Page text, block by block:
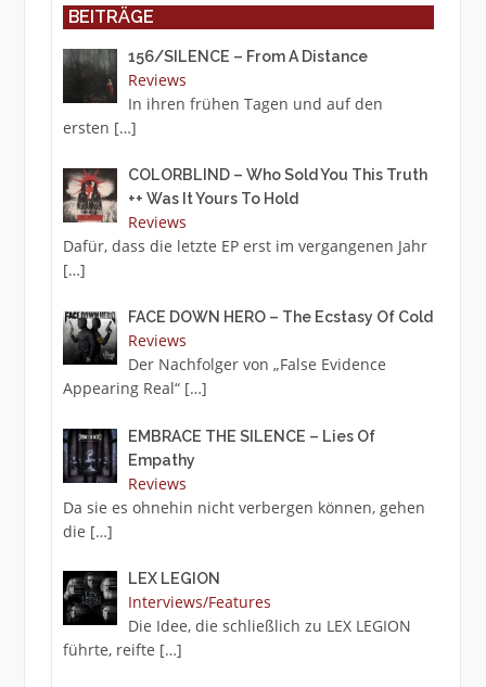
BEITRÄGE
156/SILENCE – From A Distance
Reviews
In ihren frühen Tagen und auf den
ersten […]
COLORBLIND – Who Sold You This Truth
++ Was It Yours To Hold
Reviews
Dafür, dass die letzte EP erst im vergangenen Jahr
[…]
FACE DOWN HERO – The Ecstasy Of Cold
Reviews
Der Nachfolger von „False Evidence
Appearing Real“ […]
EMBRACE THE SILENCE – Lies Of
Empathy
Reviews
Da sie es ohnehin nicht verbergen können, gehen
die […]
LEX LEGION
Interviews/Features
Die Idee, die schließlich zu LEX LEGION
führte, reifte […]